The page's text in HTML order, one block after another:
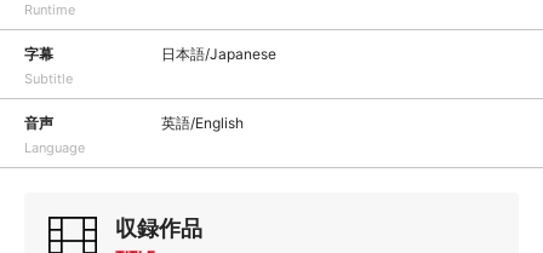
Runtime
字幕
Subtitle
日本語/Japanese
音声
Language
英語/English
収録作品